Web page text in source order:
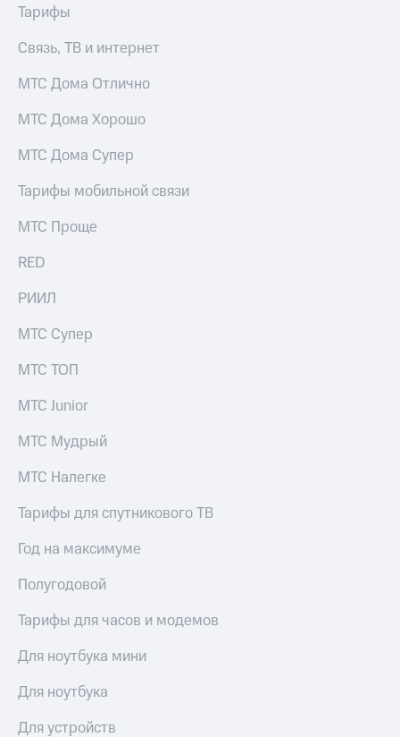
Описание
Уведомление
погашении
именных
облигаций
Другое
Регистратор
Контакты
развитие
этика
На главную
Тарифы
Связь, ТВ и интернет
МТС Дома Отлично
МТС Дома Хорошо
МТС Дома Супер
Тарифы мобильной связи
МТС Проще
RED
РИИЛ
МТС Супер
МТС ТОП
МТС Junior
МТС Мудрый
МТС Налегке
Тарифы для спутникового ТВ
Год на максимуме
Полугодовой
Тарифы для часов и модемов
Для ноутбука мини
Для ноутбука
Для устройств